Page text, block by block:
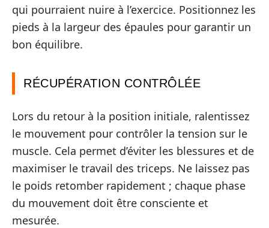
qui pourraient nuire à l’exercice. Positionnez les
pieds à la largeur des épaules pour garantir un
bon équilibre.
RÉCUPÉRATION CONTRÔLÉE
Lors du retour à la position initiale, ralentissez
le mouvement pour contrôler la tension sur le
muscle. Cela permet d’éviter les blessures et de
maximiser le travail des triceps. Ne laissez pas
le poids retomber rapidement ; chaque phase
du mouvement doit être consciente et
mesurée.